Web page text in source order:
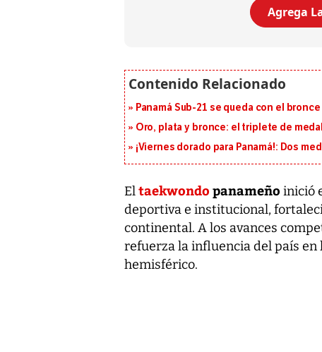
Agrega
Panamá Sub-21 se queda con el
Oro, plata y bronce: el triplete de
¡Viernes dorado para Panamá!: Dos
Eltaekwondo panameño inició
deportiva e institucional,
continental. A los avances
refuerza la influencia del país
hemisférico.